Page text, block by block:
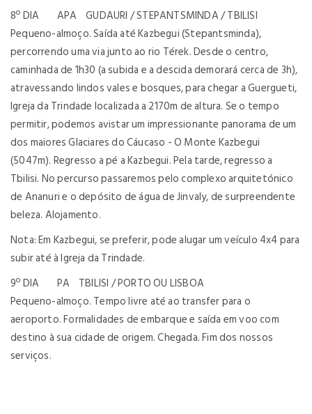
8º DIA APA GUDAURI / STEPANTSMINDA / TBILISI
Pequeno-almoço. Saída até Kazbegui (Stepantsminda),
percorrendo uma via junto ao rio Térek. Desde o centro,
caminhada de 1h30 (a subida e a descida demorará cerca de 3h),
atravessando lindos vales e bosques, para chegar a Guergueti,
Igreja da Trindade localizada a 2170m de altura. Se o tempo
permitir, podemos avistar um impressionante panorama de um
dos maiores Glaciares do Cáucaso - O Monte Kazbegui
(5047m). Regresso a pé a Kazbegui. Pela tarde, regresso a
Tbilisi. No percurso passaremos pelo complexo arquitetónico
de Ananuri e o depósito de água de Jinvaly, de surpreendente
beleza. Alojamento.
Nota: Em Kazbegui, se preferir, pode alugar um veículo 4x4 para
subir até à Igreja da Trindade.
9º DIA PA TBILISI / PORTO OU LISBOA
Pequeno-almoço. Tempo livre até ao transfer para o
aeroporto. Formalidades de embarque e saída em voo com
destino à sua cidade de origem. Chegada. Fim dos nossos
serviços.